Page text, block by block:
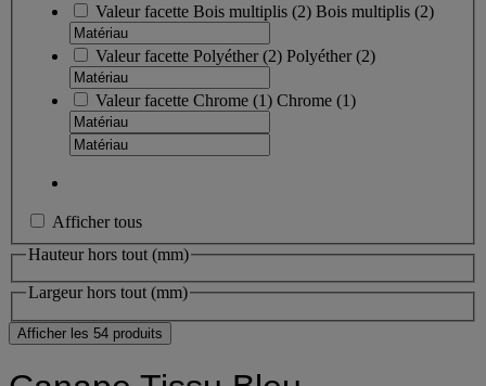
Valeur facette Bois multiplis (2) Bois multiplis (2)
Valeur facette Polyéther(2) Polyéther(2)
Valeur facette Chrome (1) Chrome (1)
Afficher tous
Hauteur hors tout (mm)
Largeur hors tout (mm)
Afficher les 54 produits